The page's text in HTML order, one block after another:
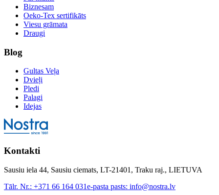
Biznesam
Oeko-Tex sertifikāts
Viesu grāmata
Draugi
Blog
Gultas Veļa
Dvieļi
Pledi
Palagi
Idejas
Kontakti
Sausiu iela 44, Sausiu ciemats, LT-21401, Traku raj., LIETUVA
Tālr. Nr.: +371 66 164 031e-pasta pasts: info@nostra.lv